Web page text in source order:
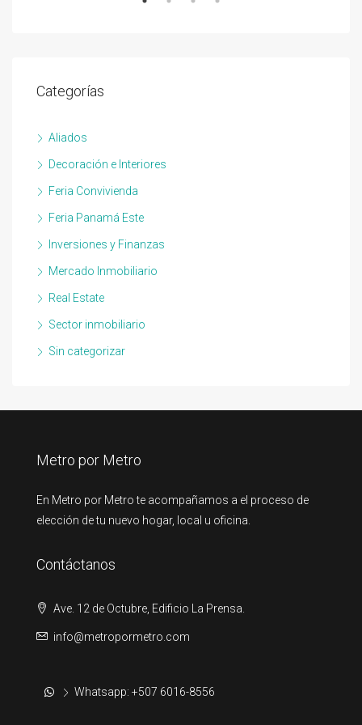
Categorías
Aliados
Decoración e Interiores
Feria Convivienda
Feria Panamá Este
Inversiones y Finanzas
Mercado Inmobiliario
Real Estate
Sector inmobiliario
Sin categorizar
Metro por Metro
En Metro por Metro te acompañamos a el proceso de
elección de tu nuevo hogar, local u oficina.
Contáctanos
Ave. 12 de Octubre, Edificio La Prensa.
info@metropormetro.com
Whatsapp: +507 6016-8556